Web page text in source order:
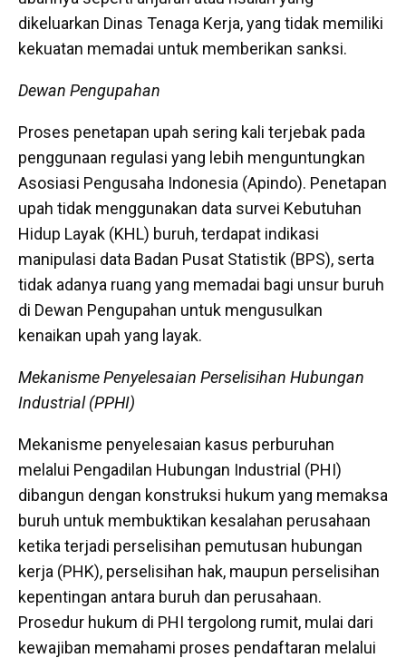
dikeluarkan Dinas Tenaga Kerja, yang tidak memiliki
kekuatan memadai untuk memberikan sanksi.
Dewan Pengupahan
Proses penetapan upah sering kali terjebak pada
penggunaan regulasi yang lebih menguntungkan
Asosiasi Pengusaha Indonesia (Apindo). Penetapan
upah tidak menggunakan data survei Kebutuhan
Hidup Layak (KHL) buruh, terdapat indikasi
manipulasi data Badan Pusat Statistik (BPS), serta
tidak adanya ruang yang memadai bagi unsur buruh
di Dewan Pengupahan untuk mengusulkan
kenaikan upah yang layak.
Mekanisme Penyelesaian Perselisihan Hubungan
Industrial (PPHI)
Mekanisme penyelesaian kasus perburuhan
melalui Pengadilan Hubungan Industrial (PHI)
dibangun dengan konstruksi hukum yang memaksa
buruh untuk membuktikan kesalahan perusahaan
ketika terjadi perselisihan pemutusan hubungan
kerja (PHK), perselisihan hak, maupun perselisihan
kepentingan antara buruh dan perusahaan.
Prosedur hukum di PHI tergolong rumit, mulai dari
kewajiban memahami proses pendaftaran melalui